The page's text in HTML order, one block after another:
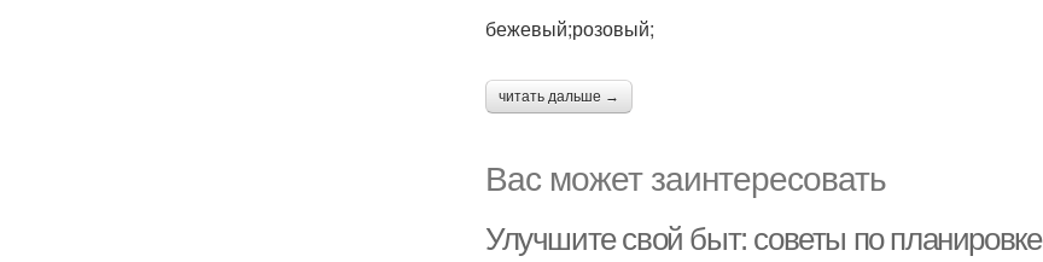
бежевый;розовый;
читать дальше →
Вас может заинтересовать
Улучшите свой быт: советы по